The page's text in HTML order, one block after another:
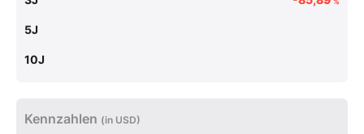
5J
10J
Kennzahlen (in USD)